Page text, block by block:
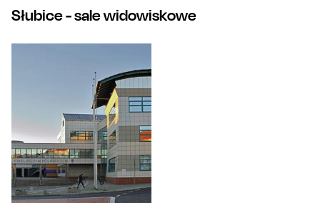
Słubice- sale widowiskowe